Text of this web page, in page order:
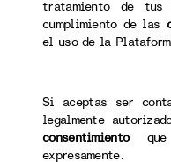
tratamiento de
cumplimiento de las
el uso de la
Si aceptas ser
legalmente
consentimientoque
expresamente.